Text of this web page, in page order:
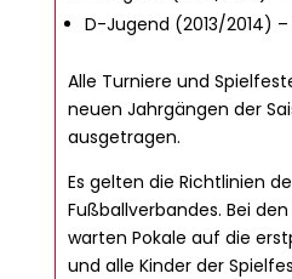
D-Jugend (2013/2014)
Alle Turniere und
neuen Jahrgängen der
ausgetragen.
Es gelten die Richtlinien
Fußballverbandes. Bei
warten Pokale auf die
und alle Kinder der